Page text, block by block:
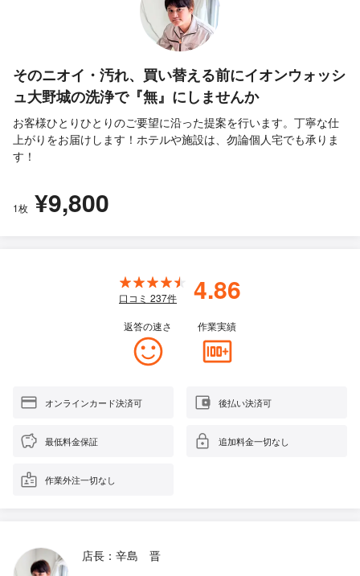
そのニオイ・汚れ、買い替える前にイオンウォッシ
ュ大野城の洗浄で『無』にしませんか
お客様ひとりひとりのご要望に沿った提案を行います。丁寧な仕
上がりをお届けします！ホテルや施設は、勿論個人宅でも承りま
す！
1枚 ¥9,800
口コミ 237件 4.86
返答の速さ 作業実績
オンラインカード決済可 後払い決済可
最低料金保証 追加料金一切なし
作業外注一切なし
店長：辛島 晋